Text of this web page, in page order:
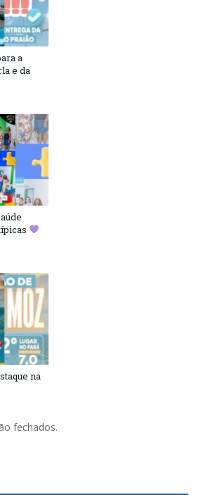
a
e da
na
fechados.